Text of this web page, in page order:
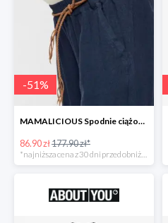
-51%
MAMALICIOUS Spodnie ciążowe -51%
86.90 zł177.90 zł*
*najniższa cena z 30 dni przed obniżką